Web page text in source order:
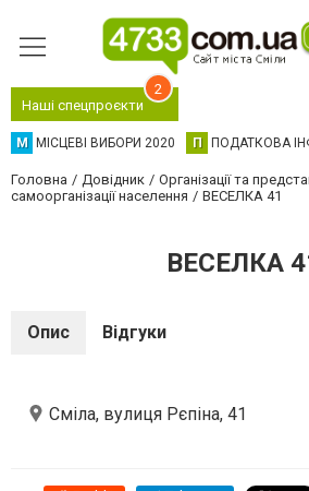
Наші спецпроєкти
2
М МІСЦЕВІ ВИБОРИ 2020 П ПОДАТКОВА
Головна Довідник Організації та
самоорганізації населення
ВЕСЕЛКА 41
ВЕСЕЛКА
Опис Відгуки
Сміла, вулиця Рєпіна, 41